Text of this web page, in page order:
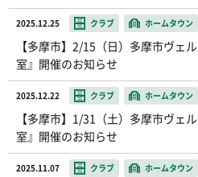
2025.12.25 クラブ ホームタウン
【多摩市】2/15（日）多摩市ヴェ
室』開催のお知らせ
2025.12.22 クラブ ホームタウン
【多摩市】1/31（土）多摩市ヴェ
室』開催のお知らせ
2025.11.07 クラブ ホームタウン